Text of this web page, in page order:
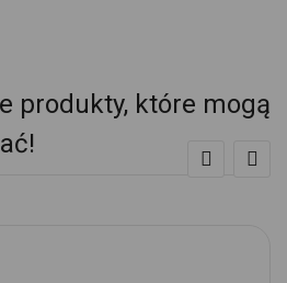
produkty, które mogą